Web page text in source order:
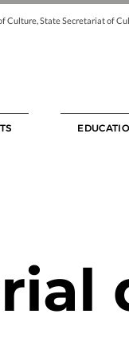
Culture, State Secretariat of